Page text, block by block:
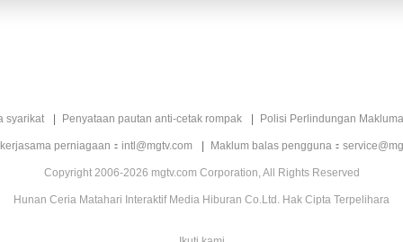
syarikat Penyataan pautan anti-cetak rompak Polisi Perlindungan
perniagaan：intl@mgtv.com Maklum balas pengguna：
Copyright 2006-2026 mgtv.com Corporation, All Rights Reserved
Hunan Ceria Matahari Interaktif Media Hiburan Co.Ltd. Hak Cipta Terpelihara